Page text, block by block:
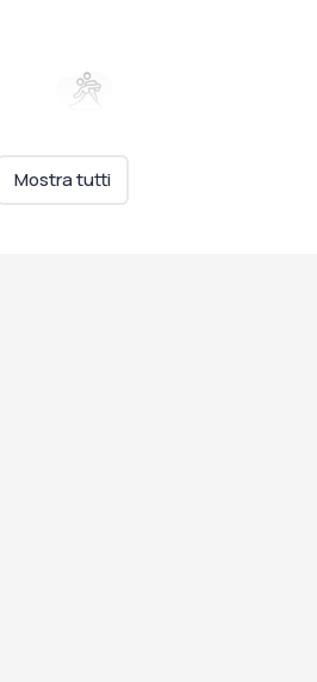
Animazione per bambini
Mostra tutti